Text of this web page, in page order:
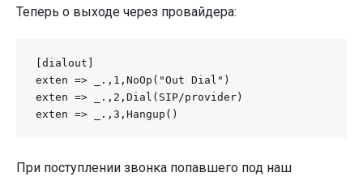
Теперь о выходе через провайдера:
[dialout]
exten => _.,1,NoOp("Out Dial")
exten => _.,2,Dial(SIP/provider)
exten => _.,3,Hangup()
При поступлении звонка попавшего под наш